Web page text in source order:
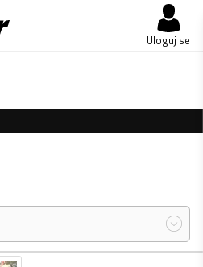
Uloguj se